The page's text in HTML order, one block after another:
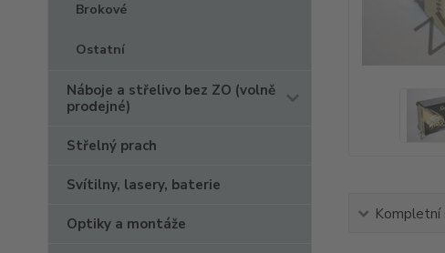
Brokové
Ostatní
Náboje a střelivo bez ZO (volně
prodejné)
Střelný prach
Svítilny, lasery, baterie
Optiky a montáže
Kompletní